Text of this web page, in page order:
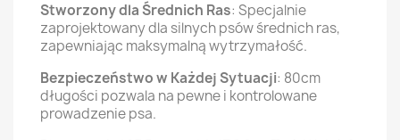
Stworzony dla Średnich Ras: Specjalnie
zaprojektowany dla silnych psów średnich ras,
zapewniając maksymalną wytrzymałość.
Bezpieczeństwo w Każdej Sytuacji: 80cm
długości pozwala na pewne i kontrolowane
prowadzenie psa.